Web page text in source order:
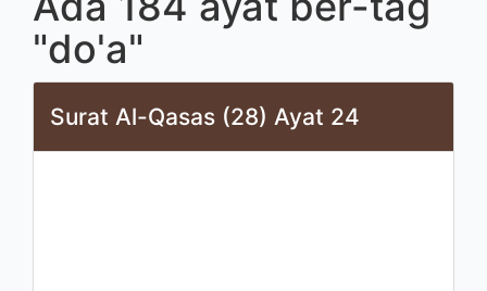
"do'a"
Surat Al-Qasas (28) Ayat 24